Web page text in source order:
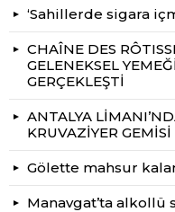
‘Sahillerde sigara
CHAÎNE DES
GELENEKSEL
GERÇEKLEŞTİ
ANTALYA
KRUVAZİYER
Gölette mahsur
Manavgat’ta alkollü